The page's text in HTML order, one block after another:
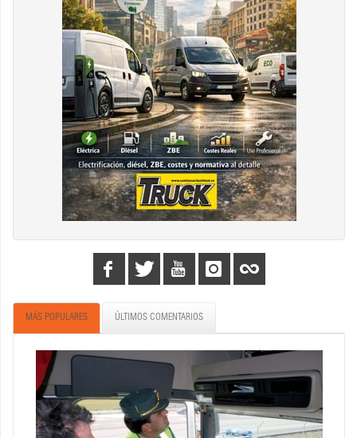
MÁS POPULARES ÚLTIMOS COMENTARIOS